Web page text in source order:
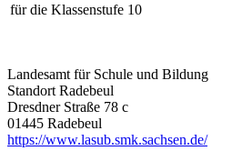
für die Klassenstufe 10
Landesamt für Schule und Bildung
Standort Radebeul
Dresdner Straße 78 c
01445 Radebeul
https://www.lasub.smk.sachsen.de/